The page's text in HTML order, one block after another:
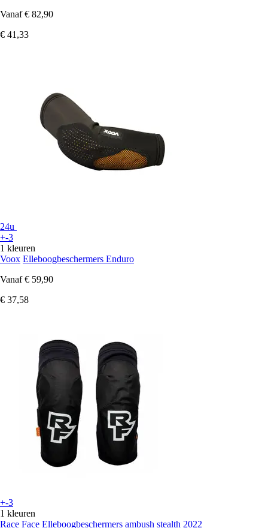
Vanaf € 82,90
€ 41,33
24u
+-3
1 kleuren
Voox Elleboogbeschermers Enduro
Vanaf € 59,90
€ 37,58
+-3
1 kleuren
Race Face Elleboogbeschermers ambush stealth 2022